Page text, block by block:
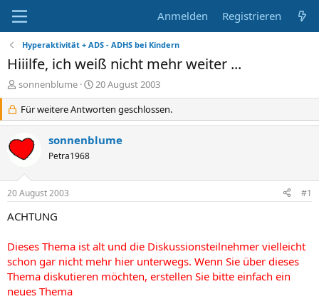
Anmelden Registrieren
Hyperaktivität + ADS - ADHS bei Kindern
Hiiilfe, ich weiß nicht mehr weiter ...
E
r
s
t
l
e
sonnenblume
E
r
s
t
e
l
m
20 August 2003
Für weitere Antworten geschlossen.
sonnenblume
Petra1968
20 August 2003 #1
ACHTUNG
Dieses Thema ist alt und die Diskussionsteilnehmer vielleicht
schon gar nicht mehr hier unterwegs. Wenn Sie über dieses
Thema diskutieren möchten, erstellen Sie bitte einfach ein
neues Thema